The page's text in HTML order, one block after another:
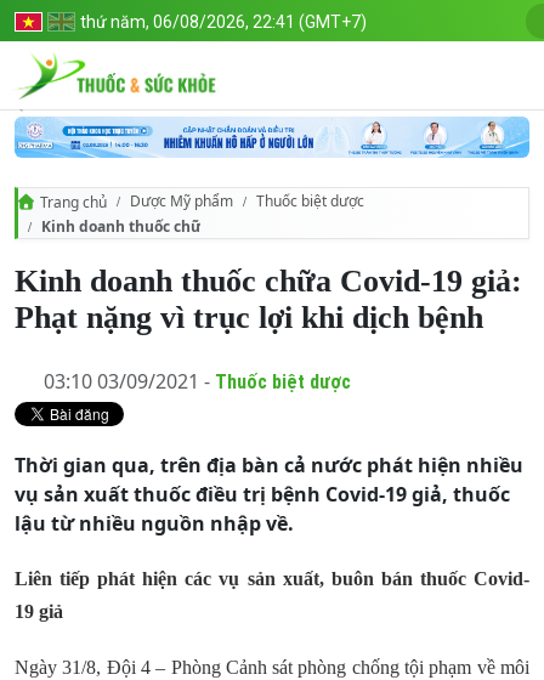
thứ năm, 06/08/2026, 22:41 (GMT+7)
Trang chủ Dược Mỹ phẩm
Thuốc biệt dược
Kinh doanh thuốc chữa Covid-19 giả: Phạt nặng vì trục lợi khi dịch
Kinh doanh thuốc chữa Covid-19 giả:
Phạt nặng vì trục lợi khi dịch bệnh
03:10 03/09/2021 - Thuốc biệt dược
Thời gian qua, trên địa bàn cả nước phát hiện nhiều
vụ sản xuất thuốc điều trị bệnh Covid-19 giả, thuốc
lậu từ nhiều nguồn nhập về.
Liên tiếp phát hiện các vụ sản xuất, buôn bán thuốc Covid-
19 giả
Ngày 31/8, Đội 4 – Phòng Cảnh sát phòng chống tội phạm về môi